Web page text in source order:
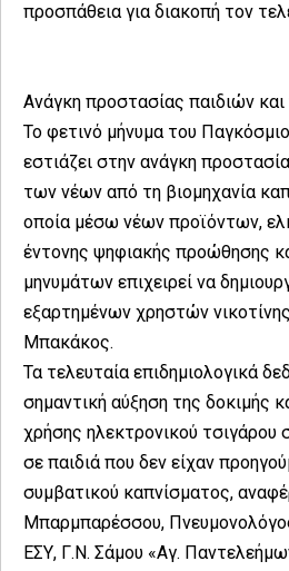
προσπάθεια για διακοπή τον
Ανάγκη προστασίας παιδιών
Το φετινό μήνυμα του
εστιάζει στην ανάγκη
των νέων από τη βιομηχανία
οποία μέσω νέων προϊόντων,
έντονης ψηφιακής προώθησης
μηνυμάτων επιχειρεί να
εξαρτημένων χρηστών
Μπακάκος.
Τα τελευταία επιδημιολογικά
σημαντική αύξηση της δοκιμής
χρήσης ηλεκτρονικού τσιγάρου
σε παιδιά που δεν είχαν
συμβατικού καπνίσματος,
Μπαρμπαρέσσου,
ΕΣΥ, Γ.Ν. Σάμου «Αγ.